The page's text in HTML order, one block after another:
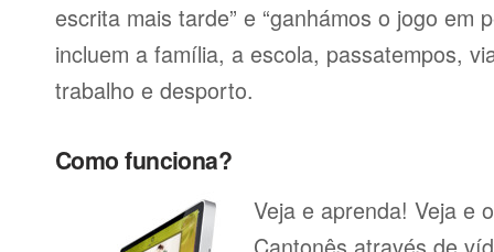
escrita mais tarde” e “ganhámos o jogo em
incluem a família, a escola, passatempos,
trabalho e desporto.
Como funciona?
Veja e aprenda! Veja e